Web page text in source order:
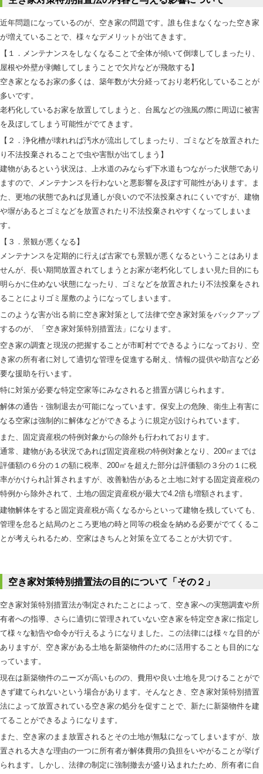
近年問題になっているのが、空き家の問題です。誰も住まなくなった空き家
が増えていることで、様々なデメリットが出てきます。
【１．メンテナンスをしなくなることで全体が傾いて倒壊してしまったり、
屋根や外壁が剥離してしまうことで欠片などが飛散する】
空き家となるお家の多くは、築年数が大分経っており老朽化していることが
多いです。
老朽化しているお家を放置してしまうと、台風などの強風の際に周辺に被害
を及ぼしてしまう可能性がでてきます。
【２．浄化槽が壊れれば汚水が流出してしまったり、ゴミなどを放置された
り不法投棄されることで虫や害獣が出てしまう】
建物があるという状況は、上水道のみならず下水道もつながった状態であり
ますので、メンテナンスを行わないと悪影響を及ぼす可能性があります。ま
た、更地の状態であれば見通しが良いので不法投棄されにくいですが、建物
や塀があるとゴミなどを放置されたり不法投棄されやすくなってしまいま
す。
【３．景観が悪くなる】
メンテナンスを定期的に行えば古家でも景観が悪くなるということはありま
せんが、長い期間放置されてしまうとお家が老朽化してしまい見た目的にも
明らかに住めない状態になったり、ゴミなどを放置されたり不法投棄をされ
ることによりゴミ屋敷のようになってしまいます。
このような害が出る前に空き家対策として法律で空き家対策をバックアップ
するのが、「空き家対策特別措置法」になります。
空き家の調査と現況の把握することが市町村でできるようになっており、空
き家の所有者に対して適切な管理を促進する耐え、情報の提供や助言など必
要な援助を行います。
特に対策が必要な特定空家等にみなされると措置が講じられます。
解体の通告・強制退去が可能になっています。保安上の危険、衛生上有害に
なる空家は強制的に解体などができるように規定が設けられています。
また、固定資産税の特例対象からの除外も行われております。
通常、建物がある状況であれば固定資産税の特例対象となり、200㎡までは
評価額の６分の１の額に税率、200㎡を超えた部分は評価額の３分の１に税
率がかけられ計算されますが、改善勧告があると土地に対する固定資産税の
特例から除外されて、土地の固定資産税が最大で4.2倍も増額されます。
建物解体をすると固定資産税が高くなるからといって建物を残していても、
管理を怠ると結局のところ更地の時と同等の税金を納める必要がでてくるこ
とが考えられるため、空家はきちんと対策を立てることが大切です。
空き家対策特別措置法の目的について「その２」
空き家対策特別措置法が制定されたことによって、空き家への実態調査や所
有者への指導、さらに適切に管理されていない空き家を特定空き家に指定し
て様々な勧告や命令が行えるようになりました。この法律には様々な目的が
ありますが、空き家がある土地を新築物件のために活用することも目的にな
っています。
現在は新築物件のニーズが高いものの、費用や良い土地を見つけることがで
きず建てられないという場合があります。そんなとき、空き家対策特別措置
法によって放置されている空き家の処分を促すことで、新たに新築物件を建
てることができるようになります。
また、空き家のまま放置されるとその土地が無駄になってしまいますが、放
置される大きな理由の一つに所有者が解体費用の負担をいやがることが挙げ
られます。しかし、法律の制定に強制撤去が盛り込まれたため、所有者に自